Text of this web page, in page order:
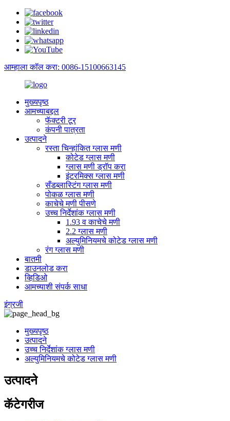
आम्हाला कॉल करा: 0086-15100663145
मुख्यपृष्ठ
आमच्याबद्दल
फॅक्टरी टूर
कंपनी पात्रता
उत्पादने
रस्ता चिन्हांकित ग्लास मणी
कोटेड ग्लास मणी
ग्लास मणी ड्रॉप करा
इंटरमिक्स ग्लास मणी
सँडब्लास्टिंग ग्लास मणी
पोकळ ग्लास मणी
काचेचे मणी पीसणे
उच्च निर्देशांक ग्लास मणी
1.93 व काचेचे मणी
2.2 ग्लास मणी
अल्युमिनियमचे कोटेड ग्लास मणी
रंग ग्लास मणी
बातमी
डाउनलोड करा
व्हिडिओ
आमच्याशी संपर्क साधा
इंग्रजी
मुख्यपृष्ठ
उत्पादने
उच्च निर्देशांक ग्लास मणी
अल्युमिनियमचे कोटेड ग्लास मणी
उत्पादने
कॅटेगरीज